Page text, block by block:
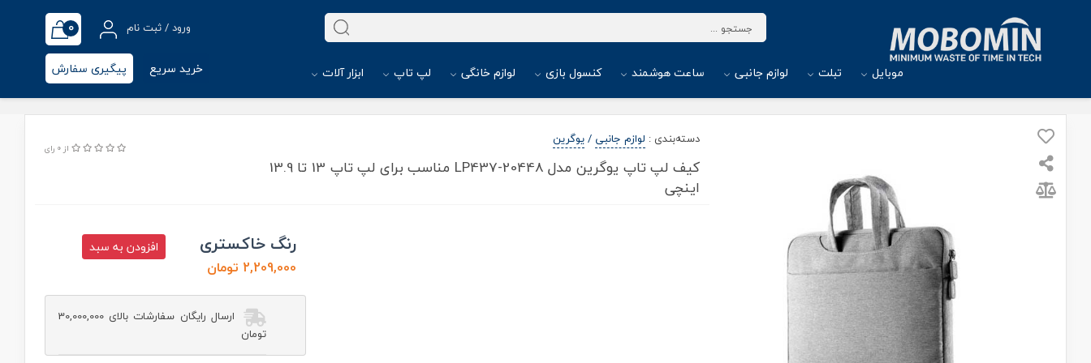
ورود / ثبت نام 0
موبایل تبلت لوازم جانبی ساعت هوشمند کنسول بازی لوازم خانگی لپ تاپ ابزار آلات خرید سریع پیگیری سفارش
دسته‌بندی : لوازم جانبی /یوگرین
کیف لپ تاپ یوگرین مدل 20448-LP437 مناسب برای لپ تاپ 13 تا 13.9
اینچی
از 0 رای
رنگ خاکستری
2,209,000 تومان
افزودن به سبد
ارسال رایگان سفارشات بالای 30,000,000
تومان